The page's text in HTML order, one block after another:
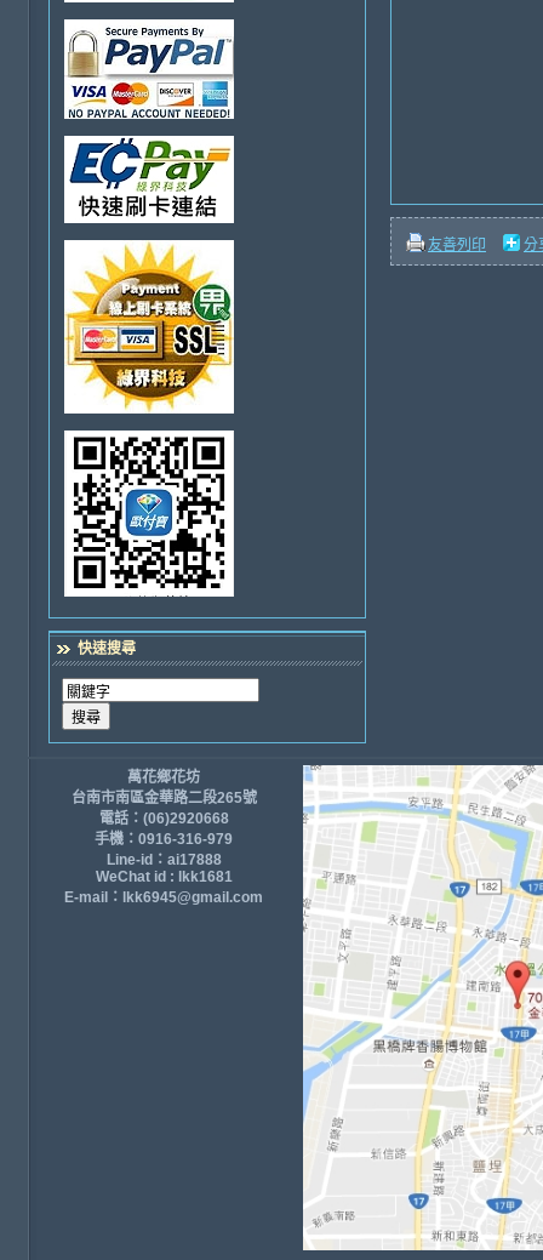
快速搜尋
友善列印 分
萬花鄉花坊
台南市南區金華路二段265號
電話：(06)2920668
手機：0916-316-979
Line-id：ai17888
WeChat id : lkk1681
E-mail：lkk6945@gmail.com